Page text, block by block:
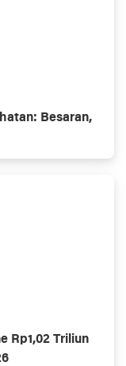
Besaran,
Rp1,02 Triliun